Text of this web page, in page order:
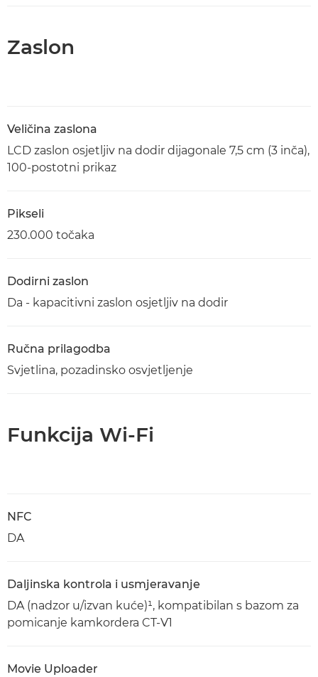
Zaslon
Veličina zaslona
LCD zaslon osjetljiv na dodir dijagonale 7,5 cm (3 inča),
100-postotni prikaz
Pikseli
230.000 točaka
Dodirni zaslon
Da - kapacitivni zaslon osjetljiv na dodir
Ručna prilagodba
Svjetlina, pozadinsko osvjetljenje
Funkcija Wi-Fi
NFC
DA
Daljinska kontrola i usmjeravanje
DA (nadzor u/izvan kuće)¹, kompatibilan s bazom za
pomicanje kamkordera CT-V1
Movie Uploader